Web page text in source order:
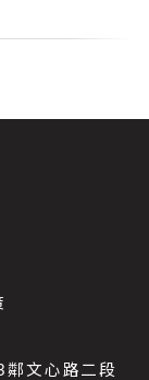
文心路二段